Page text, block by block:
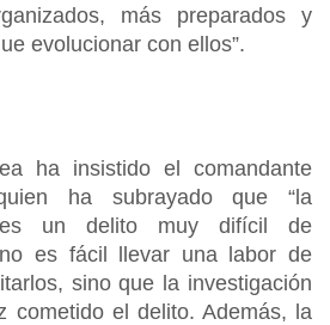
más preparados y
evolucionar con ellos”.
ha insistido el comandante
ha subrayado que “la
es un delito muy difícil de
es fácil llevar una labor de
sino que la investigación
cometido el delito. Además, la